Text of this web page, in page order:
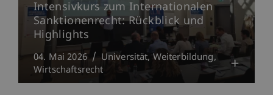
Intensivkurs zum Internationalen
Sanktionenrecht: Rückblick und
Highlights
04. Mai 2026 Universität Weiterbildung
Wirtschaftsrecht